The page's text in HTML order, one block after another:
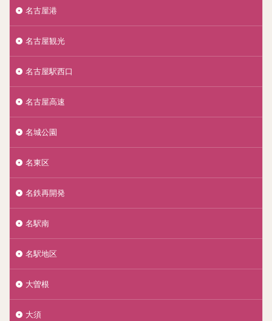
名古屋港
名古屋観光
名古屋駅西口
名古屋高速
名城公園
名東区
名鉄再開発
名駅南
名駅地区
大曽根
大須